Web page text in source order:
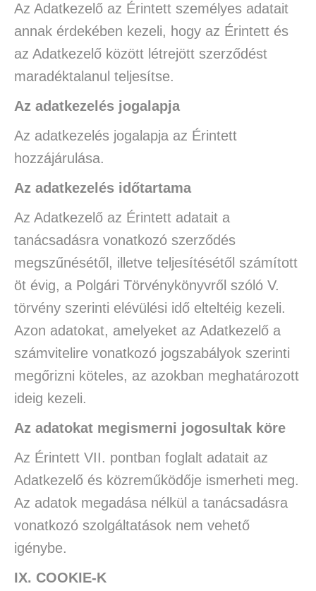
Az Adatkezelő az Érintett személyes adatait
annak érdekében kezeli, hogy az Érintett és
az Adatkezelő között létrejött szerződést
maradéktalanul teljesítse.
Az adatkezelés jogalapja
Az adatkezelés jogalapja az Érintett
hozzájárulása.
Az adatkezelés időtartama
Az Adatkezelő az Érintett adatait a
tanácsadásra vonatkozó szerződés
megszűnésétől, illetve teljesítésétől számított
öt évig, a Polgári Törvénykönyvről szóló V.
törvény szerinti elévülési idő elteltéig kezeli.
Azon adatokat, amelyeket az Adatkezelő a
számvitelire vonatkozó jogszabályok szerinti
megőrizni köteles, az azokban meghatározott
ideig kezeli.
Az adatokat megismerni jogosultak köre
Az Érintett VII. pontban foglalt adatait az
Adatkezelő és közreműködője ismerheti meg.
Az adatok megadása nélkül a tanácsadásra
vonatkozó szolgáltatások nem vehető
igénybe.
IX. COOKIE-K